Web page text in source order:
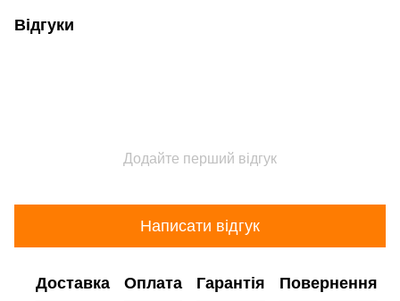
Відгуки
Додайте перший відгук
Написати відгук
Доставка Оплата Гарантія Повернення